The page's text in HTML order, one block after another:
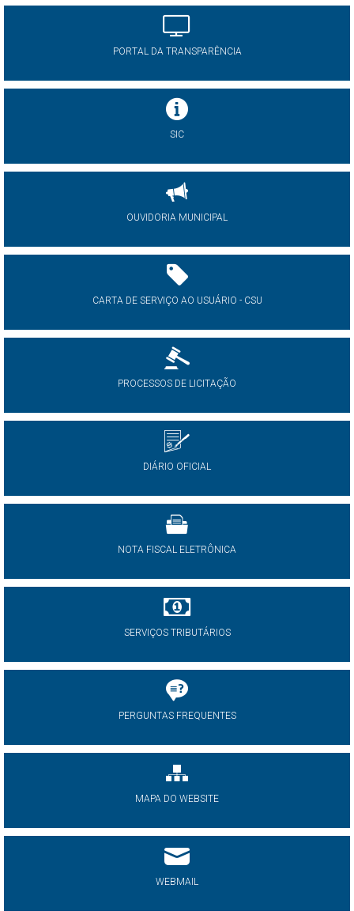
PORTAL DA TRANSPARÊNCIA
SIC
OUVIDORIA MUNICIPAL
CARTA DE SERVIÇO AO USUÁRIO - CSU
PROCESSOS DE LICITAÇÃO
DIÁRIO OFICIAL
NOTA FISCAL ELETRÔNICA
SERVIÇOS TRIBUTÁRIOS
PERGUNTAS FREQUENTES
MAPA DO WEBSITE
WEBMAIL